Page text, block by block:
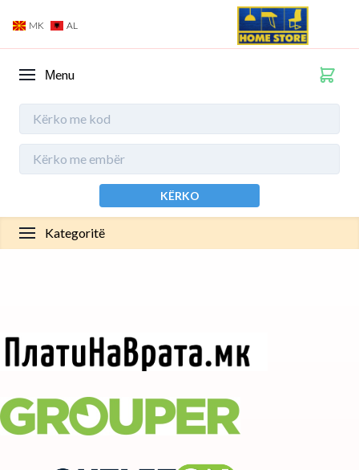
MK AL
Мenu
KËRKO
Kategoritë